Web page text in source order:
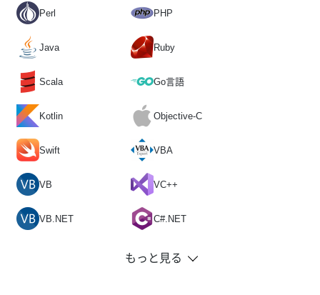
Perl PHP
Java Ruby
Scala Go言語
Kotlin Objective-C
Swift VBA
VB VC++
VB.NET C#.NET